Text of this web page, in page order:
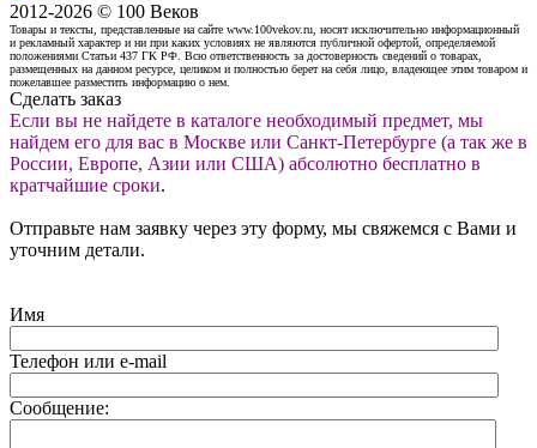
2012-2026 © 100 Веков
Товары и тексты, представленные на сайте www.100vekov.ru, носят исключительно информационный
и рекламный характер и ни при каких условиях не являются публичной офертой, определяемой
положениями Статьи 437 ГК РФ. Всю ответственность за достоверность сведений о товарах,
размещенных на данном ресурсе, целиком и полностью берет на себя лицо, владеющее этим товаром и
пожелавшее разместить информацию о нем.
Сделать заказ
Если вы не найдете в каталоге необходимый предмет, мы
найдем его для вас в Москве или Санкт-Петербурге (а так же в
России, Европе, Азии или США) абсолютно бесплатно в
кратчайшие сроки.
Отправьте нам заявку через эту форму, мы свяжемся с Вами и
уточним детали.
Имя
Телефон или e-mail
Сообщение: